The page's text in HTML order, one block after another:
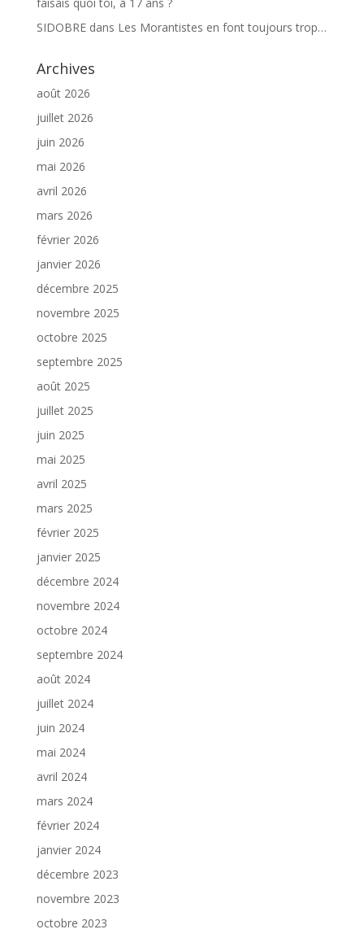
SIDOBREdans Les Morantistes en font toujours trop…
Archives
août 2026
juillet 2026
juin 2026
mai 2026
avril 2026
mars 2026
février 2026
janvier 2026
décembre 2025
novembre 2025
octobre 2025
septembre 2025
août 2025
juillet 2025
juin 2025
mai 2025
avril 2025
mars 2025
février 2025
janvier 2025
décembre 2024
novembre 2024
octobre 2024
septembre 2024
août 2024
juillet 2024
juin 2024
mai 2024
avril 2024
mars 2024
février 2024
janvier 2024
décembre 2023
novembre 2023
octobre 2023